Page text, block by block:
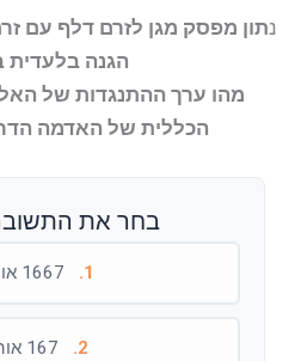
נ
הגנה בלעדית
מהו ערך ההתנגדות של
הכללית של האדמה
בחר את
1.
2.